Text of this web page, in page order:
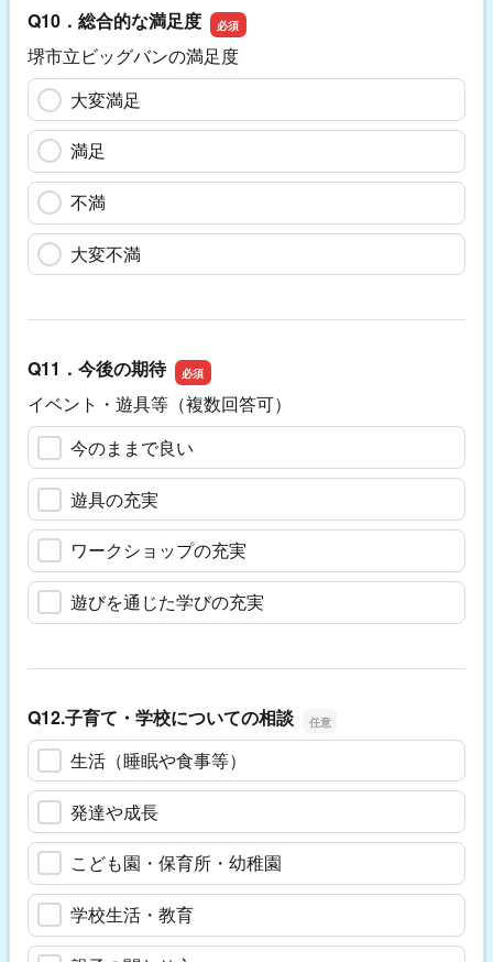
Q10．総合的な満足度
堺市立ビッグバンの満足度
大変満足
満足
不満
大変不満
Q11．今後の期待
イベント・遊具等（複数回答可）
今のままで良い
遊具の充実
ワークショップの充実
遊びを通じた学びの充実
Q12.子育て・学校についての相談
生活（睡眠や食事等）
発達や成長
こども園・保育所・幼稚園
学校生活・教育